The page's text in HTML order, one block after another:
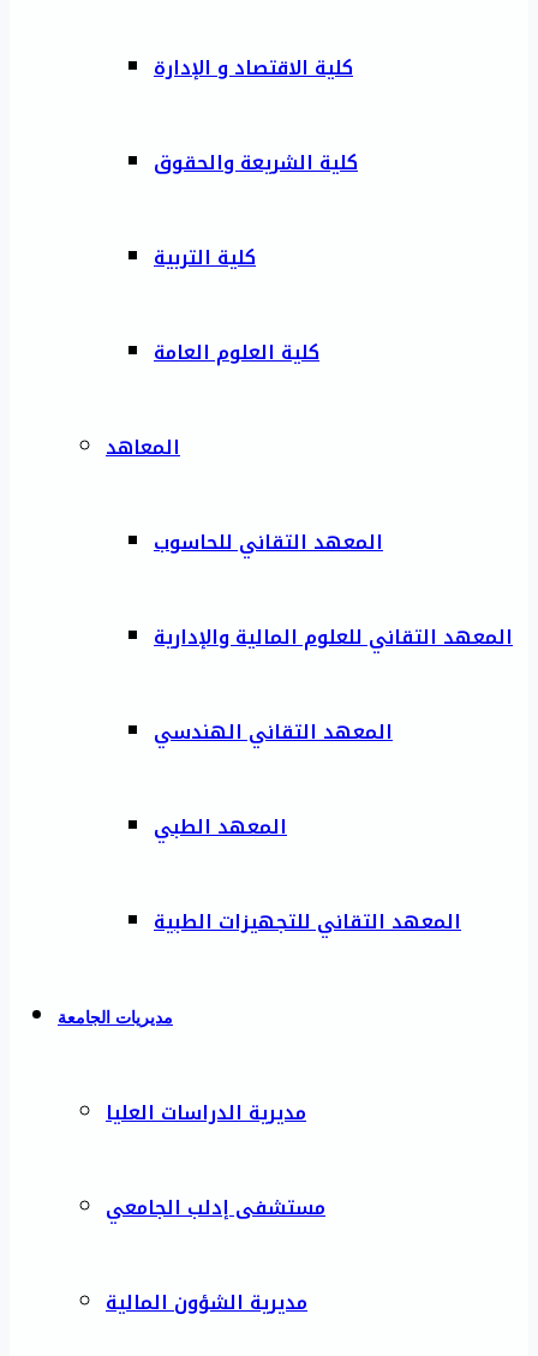
كلية الاقتصاد و الإدارة
كلية الشريعة والحقوق
كلية التربية
كلية العلوم العامة
المعاهد
المعهد التقاني للحاسوب
المعهد التقاني للعلوم المالية والإدارية
المعهد التقاني الهندسي
المعهد الطبي
المعهد التقاني للتجهيزات الطبية
مديريات الجامعة
مديرية الدراسات العليا
مستشفى إدلب الجامعي
مديرية الشؤون المالية